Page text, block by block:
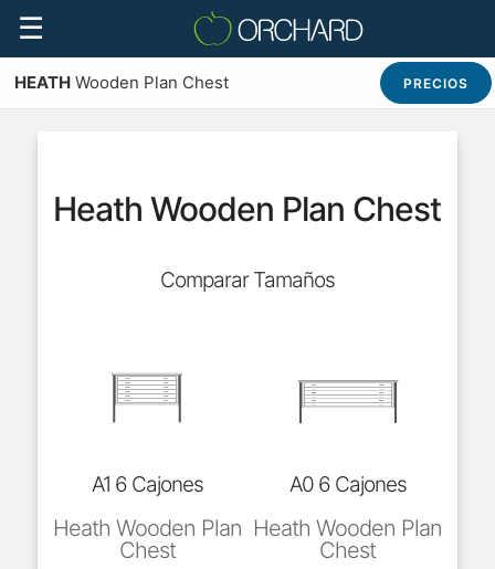
☰
HEATH Wooden Plan Chest PRECIOS
Heath Wooden Plan Chest
Comparar Tamaños
A1 6 Cajones
Heath Wooden Plan
Chest
A0 6 Cajones
Heath Wooden Plan
Chest